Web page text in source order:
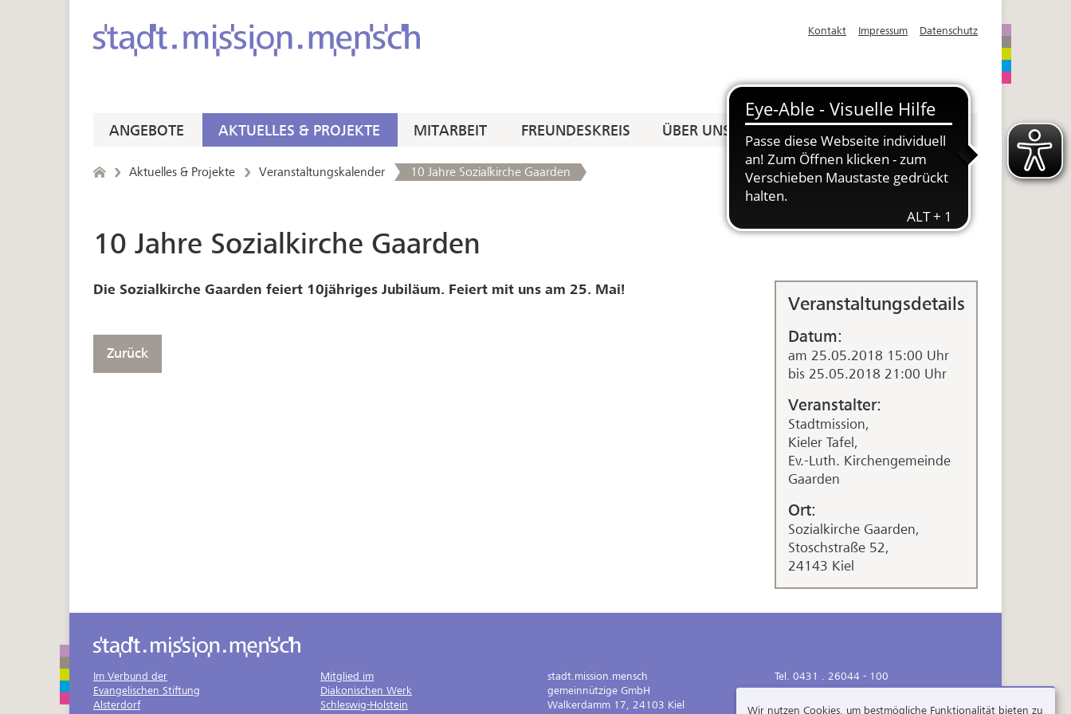
Datenschutz
Impressum
Kontakt
ANGEBOTE AKTUELLES & PROJEKTE MITARBEIT FREUNDESKREIS ÜBER UNS SPENDEN
Aktuelles & Projekte Veranstaltungskalender 10 Jahre Sozialkirche Gaarden
10 Jahre Sozialkirche Gaarden
Veranstaltungsdetails
Datum:
am 25.05.2018 15:00 Uhr
bis 25.05.2018 21:00 Uhr
Veranstalter:
Stadtmission,
Kieler Tafel,
Ev.-Luth. Kirchengemeinde
Gaarden
Ort:
Sozialkirche Gaarden,
Stoschstraße 52,
24143 Kiel
Die Sozialkirche Gaarden feiert 10jähriges Jubiläum. Feiert mit uns am 25. Mai!
Zurück
Im Verbund der
Evangelischen Stiftung
Alsterdorf
Mitglied im
Diakonischen Werk
Schleswig-Holstein
stadt.mission.mensch
gemeinnützige GmbH
Walkerdamm 17, 24103 Kiel
Tel. 0431 . 26044 - 100
Fax 0431 . 26044 - 199
info (at) stadtmission-mensch.de
Wir nutzen Cookies, um bestmögliche Funktionalität bieten zu